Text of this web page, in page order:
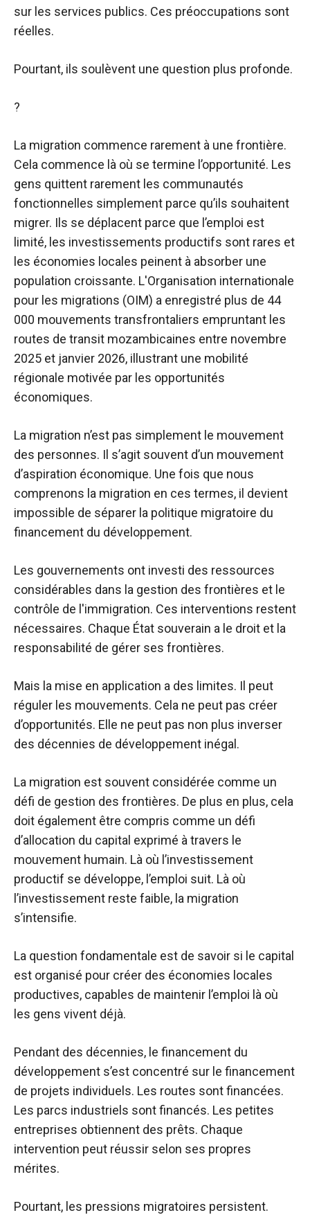
sur les services publics. Ces préoccupations sont
réelles.
Pourtant, ils soulèvent une question plus profonde.
?
La migration commence rarement à une frontière.
Cela commence là où se termine l’opportunité. Les
gens quittent rarement les communautés
fonctionnelles simplement parce qu’ils souhaitent
migrer. Ils se déplacent parce que l’emploi est
limité, les investissements productifs sont rares et
les économies locales peinent à absorber une
population croissante. L'Organisation internationale
pour les migrations (OIM) a enregistré plus de 44
000 mouvements transfrontaliers empruntant les
routes de transit mozambicaines entre novembre
2025 et janvier 2026, illustrant une mobilité
régionale motivée par les opportunités
économiques.
La migration n’est pas simplement le mouvement
des personnes. Il s’agit souvent d’un mouvement
d’aspiration économique. Une fois que nous
comprenons la migration en ces termes, il devient
impossible de séparer la politique migratoire du
financement du développement.
Les gouvernements ont investi des ressources
considérables dans la gestion des frontières et le
contrôle de l'immigration. Ces interventions restent
nécessaires. Chaque État souverain a le droit et la
responsabilité de gérer ses frontières.
Mais la mise en application a des limites. Il peut
réguler les mouvements. Cela ne peut pas créer
d’opportunités. Elle ne peut pas non plus inverser
des décennies de développement inégal.
La migration est souvent considérée comme un
défi de gestion des frontières. De plus en plus, cela
doit également être compris comme un défi
d’allocation du capital exprimé à travers le
mouvement humain. Là où l’investissement
productif se développe, l’emploi suit. Là où
l’investissement reste faible, la migration
s’intensifie.
La question fondamentale est de savoir si le capital
est organisé pour créer des économies locales
productives, capables de maintenir l’emploi là où
les gens vivent déjà.
Pendant des décennies, le financement du
développement s’est concentré sur le financement
de projets individuels. Les routes sont financées.
Les parcs industriels sont financés. Les petites
entreprises obtiennent des prêts. Chaque
intervention peut réussir selon ses propres
mérites.
Pourtant, les pressions migratoires persistent.